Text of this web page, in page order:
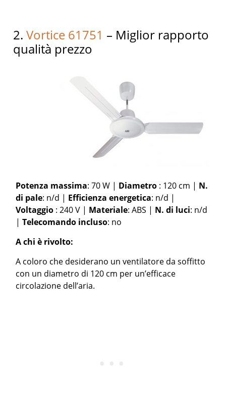
2.Vortice 61751 – Miglior rapporto
qualità prezzo
Potenza massima: 70 W | Diametro : 120 cm | N.
di pale: n/d | Efficienza energetica: n/d |
Voltaggio : 240 V | Materiale: ABS | N. di luci: n/d
|Telecomando incluso: no
A chi è rivolto:
A coloro che desiderano un ventilatore da soffitto
con un diametro di 120 cm per un’efficace
circolazione dell’aria.